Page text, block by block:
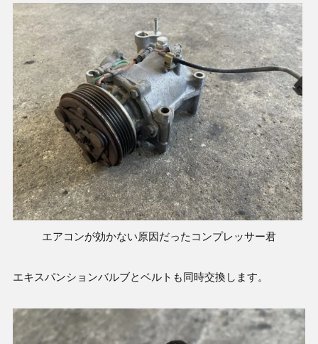
エアコンが効かない原因だったコンプレッサー君
エキスパンションバルブとベルトも同時交換します。